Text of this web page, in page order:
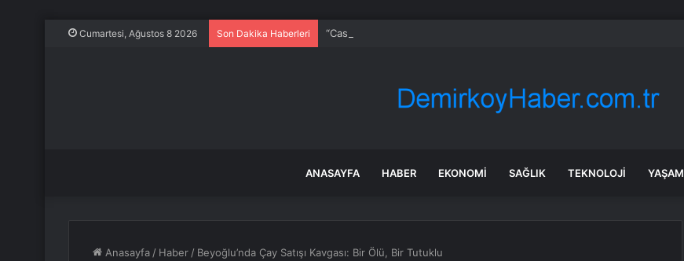
Cumartesi, Ağustos 8 2026 Son Dakika Haberleri “Casperlar” suç örgütüne dev operasyon! 151 şüpheli hakkında dava açıldı
ANASAYFA HABER EKONOMI SAĞLIK TEKNOLOJI YAŞAM
Anasayfa / Haber / Beyoğlu’nda Çay Satışı Kavgası: Bir Ölü, Bir Tutuklu